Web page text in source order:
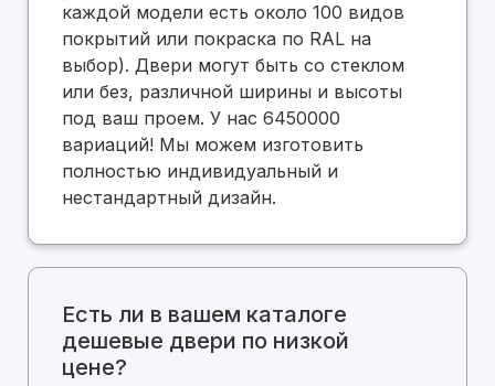
каждой модели есть около 100 видов
покрытий или покраска по RAL на
выбор). Двери могут быть со стеклом
или без, различной ширины и высоты
под ваш проем. У нас 6450000
вариаций! Мы можем изготовить
полностью индивидуальный и
нестандартный дизайн.
Есть ли в вашем каталоге
дешевые двери по низкой
цене?